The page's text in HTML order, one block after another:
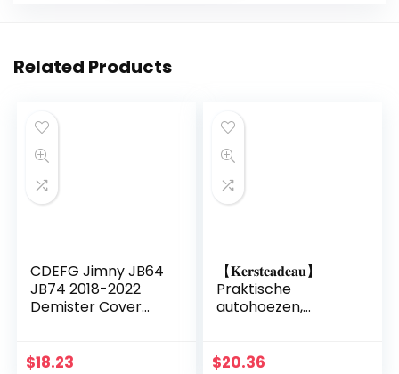
Related Products
CDEFG Jimny JB64
JB74 2018-2022
Demister Cover
accessoires
$18.23
【𝐊𝐞𝐫𝐬𝐭𝐜𝐚𝐝𝐞𝐚𝐮】
Praktische
autohoezen,
autohoes,
$20.36